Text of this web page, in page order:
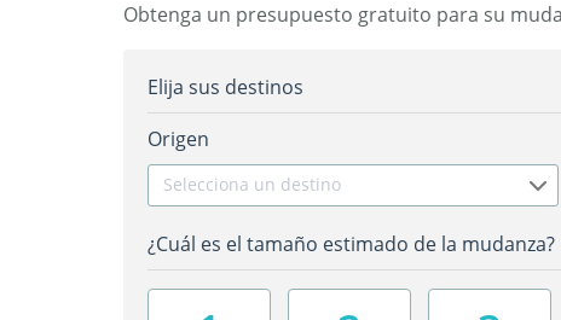
Obtenga un presupuesto gratuito para su
Elija sus destinos
Origen
Selecciona un destino
¿Cuál es el tamaño estimado de la mudanza?